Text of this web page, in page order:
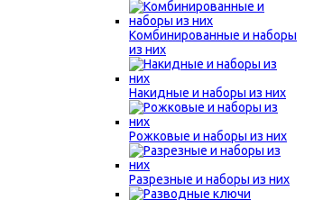
Комбинированные и наборы
из них
Накидные и наборы из них
Рожковые и наборы из них
Разрезные и наборы из них